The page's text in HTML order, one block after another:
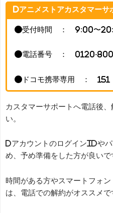
dアニメストアカスタマーサ
●受付時間 ： 9:00〜
●電話番号 ： 0120-
●ドコモ携帯専用 ： 151
カスタマーサポートへ電話後
い。
dアカウントのログインIDや
め、予め準備をした方が良いで
時間がある方やスマートフォ
は、電話での解約がオススメで